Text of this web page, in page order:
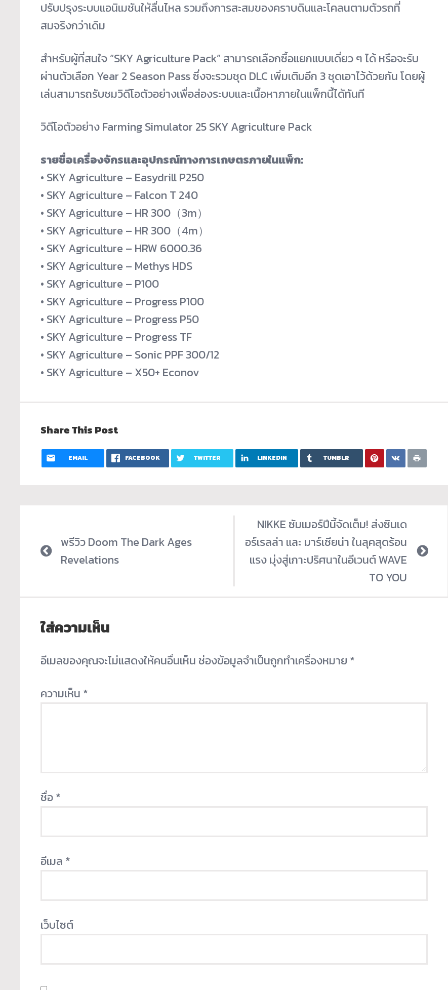
ปรับปรุงระบบแอนิเมชันให้ลื่นไหล รวมถึงการสะสมของคราบดินและโคลนตามตัวรถที่
สมจริงกว่าเดิม
สำหรับผู้ที่สนใจ “SKY Agriculture Pack” สามารถเลือกซื้อแยกแบบเดี่ยว ๆ ได้ หรือจะรับ
ผ่านตัวเลือก Year 2 Season Pass ซึ่งจะรวมชุด DLC เพิ่มเติมอีก 3 ชุดเอาไว้ด้วยกัน โดยผู้
เล่นสามารถรับชมวิดีโอตัวอย่างเพื่อส่องระบบและเนื้อหาภายในแพ็กนี้ได้ทันที
วิดีโอตัวอย่าง Farming Simulator 25 SKY Agriculture Pack
รายชื่อเครื่องจักรและอุปกรณ์ทางการเกษตรภายในแพ็ก:
• SKY Agriculture – Easydrill P250
• SKY Agriculture – Falcon T 240
• SKY Agriculture – HR 300（3m）
• SKY Agriculture – HR 300（4m）
• SKY Agriculture – HRW 6000.36
• SKY Agriculture – Methys HDS
• SKY Agriculture – P100
• SKY Agriculture – Progress P100
• SKY Agriculture – Progress P50
• SKY Agriculture – Progress TF
• SKY Agriculture – Sonic PPF 300/12
• SKY Agriculture – X50+ Econov
Share This Post
EMAIL FACEBOOK TWITTER LINKEDIN TUMBLR
พรีวิว Doom The Dark Ages
Revelations
NIKKE ซัมเมอร์ปีนี้จัดเต็ม! ส่งซินเด
อร์เรลล่า และ มาร์เซียน่า ในลุคสุดร้อน
แรง มุ่งสู่เกาะปริศนาในอีเวนต์ WAVE
TO YOU
ใส่ความเห็น
อีเมลของคุณจะไม่แสดงให้คนอื่นเห็นช่องข้อมูลจำเป็นถูกทำเครื่องหมาย *
ความเห็น *
ชื่อ*
อีเมล *
เว็บไซต์